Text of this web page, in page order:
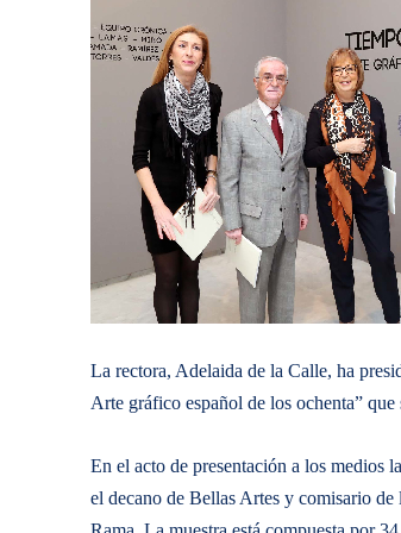
La rectora, Adelaida de la Calle, ha
Arte gráfico español de los ochenta”
En el acto de presentación a los medios
el decano de Bellas Artes y comisario